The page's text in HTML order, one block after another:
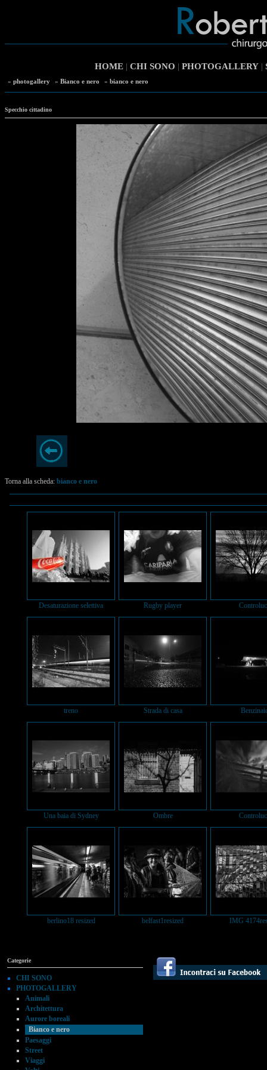
HOME| CHI SONO | PHOTOGALLERY|
» photogallery » Bianco e nero » bianco e nero
Specchio cittadino
Torna alla scheda: bianco e nero
Desaturazione selettiva Rugby player
treno Strada di casa
Una baia di Sydney Ombre
berlino18 resized belfast1resized IMG
Categorie
CHI SONO
PHOTOGALLERY
Animali
Architettura
Aurore boreali
Bianco e nero
Paesaggi
Street
Viaggi